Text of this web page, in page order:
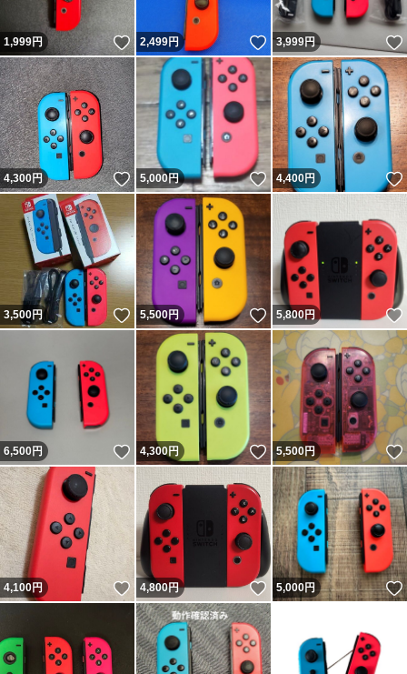
1,999円 いいね！
2,499円 いいね！
3,999円
4,300円 いいね！
5,000円 いいね！
4,400円
3,500円 いいね！
5,500円 いいね！
5,800円
6,500円 いいね！
4,300円 いいね！
5,500円
4,100円 いいね！
4,800円 いいね！
5,000円